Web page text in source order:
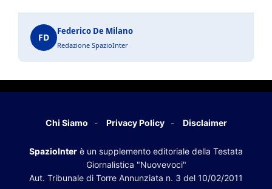
FD
Federico De Milano
Redazione SpazioInter
Chi Siamo Privacy Policy Disclaimer
SpazioInter è un supplemento editoriale della Testata
Giornalistica "Nuovevoci"
Aut. Tribunale di Torre Annunziata n. 3 del 10/02/2011